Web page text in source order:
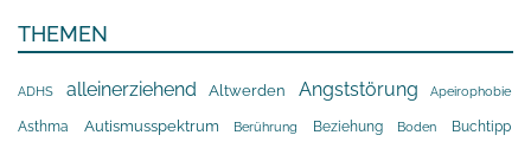
THEMEN
ADHS alleinerziehend Altwerden Angststörung Apeirophobie
Asthma Autismusspektrum Berührung Beziehung Boden Buchtipp